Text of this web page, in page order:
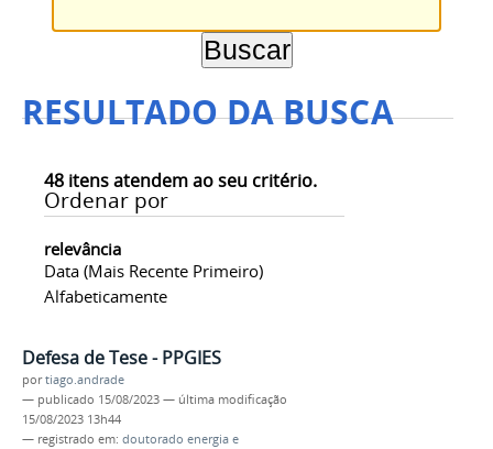
RESULTADO DA BUSCA
48 itens atendem ao seu critério.
Ordenar por
relevância
Data (mais Recente Primeiro)
Alfabeticamente
Defesa de Tese - PPGIES
portiago.andrade
— publicado 15/08/2023 — última modificação
15/08/2023 13h44
— registrado em: doutorado energia e